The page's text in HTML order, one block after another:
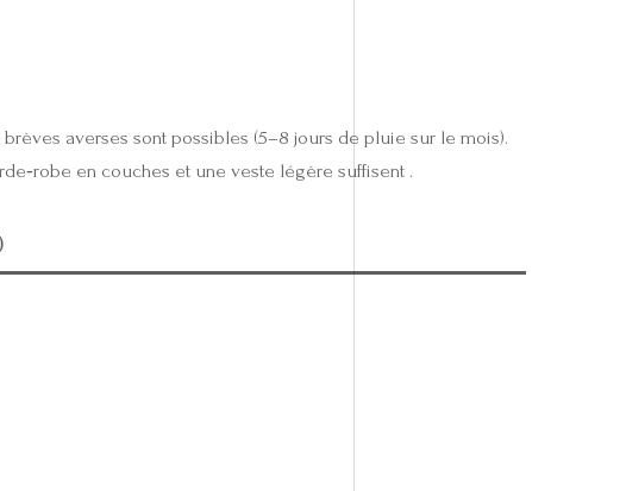
averses sont possibles (5–8 jours de pluie sur le mois).
en couches et une veste légère suffisent .